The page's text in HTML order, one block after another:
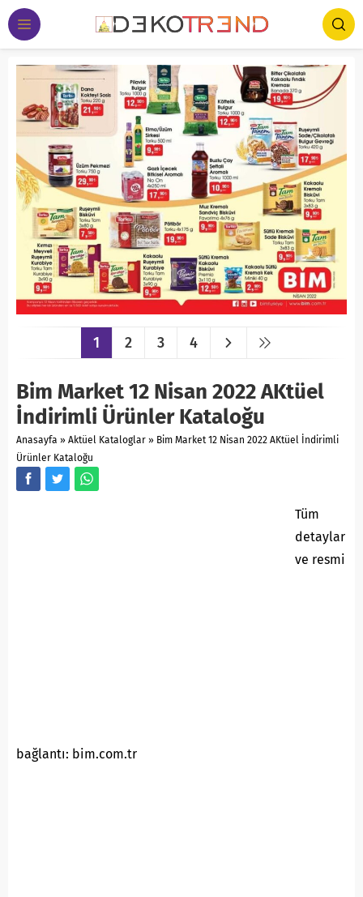
1 2 3 4
Bim Market 12 Nisan 2022 AKtüel
İndirimli Ürünler Kataloğu
Anasayfa » Aktüel Kataloglar » Bim Market 12 Nisan 2022 AKtüel İndirimli
Ürünler Kataloğu
Tüm
detaylar
ve resmi
bağlantı: bim.com.tr